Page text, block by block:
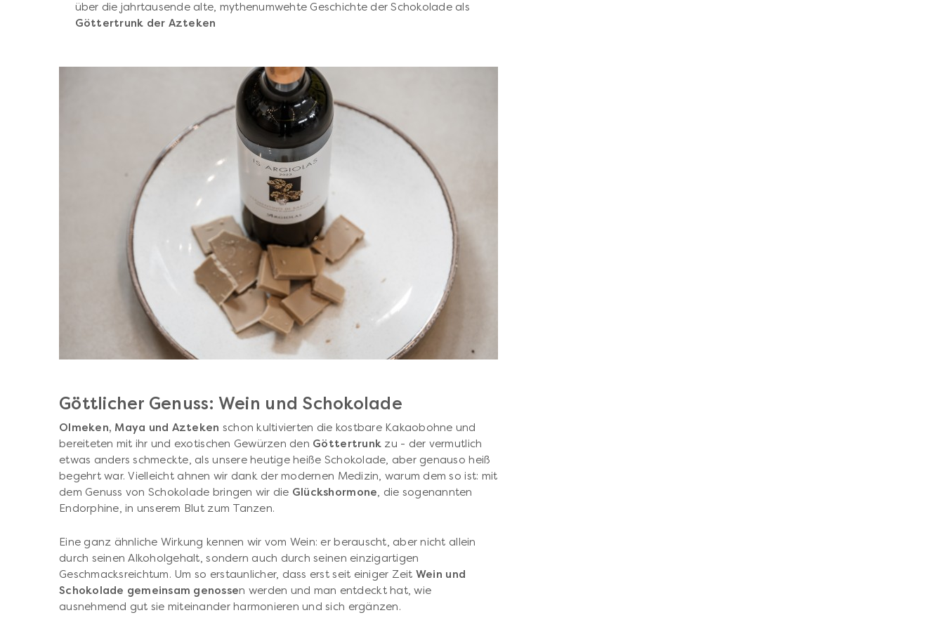
über die jahrtausende alte, mythenumwehte Geschichte der Schokolade als
Göttertrunk der Azteken
Göttlicher Genuss: Wein und Schokolade
Olmeken, Maya und Azteken schon kultivierten die kostbare Kakaobohne und
bereiteten mit ihr und exotischen Gewürzen den Göttertrunk zu - der vermutlich
etwas anders schmeckte, als unsere heutige heiße Schokolade, aber genauso heiß
begehrt war. Vielleicht ahnen wir dank der modernen Medizin, warum dem so ist: mit
dem Genuss von Schokolade bringen wir die Glückshormone, die sogenannten
Endorphine, in unserem Blut zum Tanzen.
Eine ganz ähnliche Wirkung kennen wir vom Wein: er berauscht, aber nicht allein
durch seinen Alkoholgehalt, sondern auch durch seinen einzigartigen
Geschmacksreichtum. Um so erstaunlicher, dass erst seit einiger Zeit Wein und
Schokolade gemeinsam genossen werden und man entdeckt hat, wie
ausnehmend gut sie miteinander harmonieren und sich ergänzen.